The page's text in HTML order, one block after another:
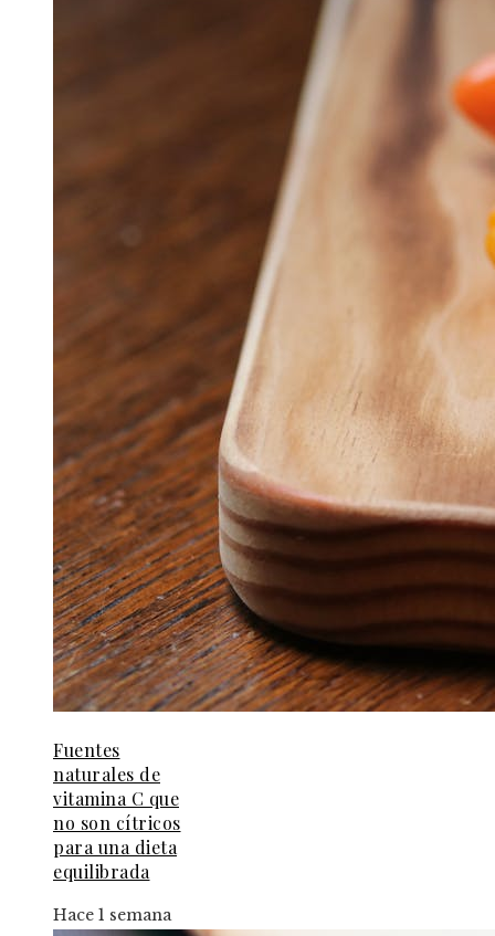
Fuentes
naturales de
vitamina C que
no son cítricos
para una dieta
equilibrada
Hace 1 semana